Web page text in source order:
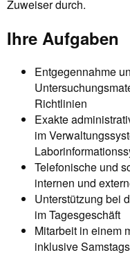
Zuweiser durch.
Ihre Aufgaben
Entgegennahme
Richtlinien
Exakte
im
Telefonische und
internen und
Unterstützung bei
im Tagesgeschäft
Mitarbeit in einem
inklusive